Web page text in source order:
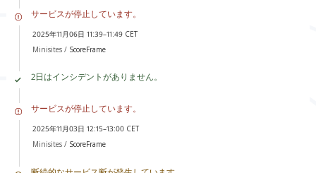
サービスが停止しています。
2025年11月06日 11:39–11:49 CET
Minisites / ScoreFrame
2日はインシデントがありません。
サービスが停止しています。
2025年11月03日 12:15–13:00 CET
Minisites / ScoreFrame